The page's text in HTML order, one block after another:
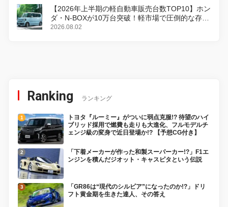
【2026年上半期の軽自動車販売台数TOP10】ホン
ダ・N-BOXが10万台突破！軽市場で圧倒的な存在
感
2026.08.02
Ranking ランキング
トヨタ『ルーミー』がついに弱点克服!? 待望のハイ
ブリッド採用で燃費も走りも大進化、フルモデルチ
ェンジ級の変身で近日登場か!? 【予想CG付き】
「下着メーカーが作った和製スーパーカー!?」F1エ
ンジンを積んだジオット・キャスピタという伝説
「GR86は“現代のシルビア”になったのか!?」ドリ
フト黄金期を生きた達人、その答え